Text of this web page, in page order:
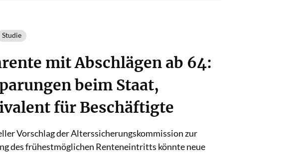
Studie
mit Abschlägen ab 64:
beim Staat,
für Beschäftigte
Vorschlag der Alterssicherungskommission zur
des frühestmöglichen Renteneintritts könnte neue